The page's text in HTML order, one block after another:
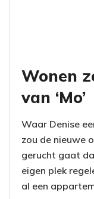
Wonen
van ‘Mo’
Waar Denise
zou de nieuwe
gerucht gaat
eigen plek
al een